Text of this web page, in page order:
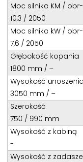
Tomasz
Teren całego
Specjalista d/s
Tel: 32 275 32
Kom:+48 605
E-mail:
Moc silnika KM /
10,3 / 2050
Moc silnika kW /
7,6 / 2050
Głębokość kopania
1800 mm / –
Wysokość
3050 mm / –
Szerokość
750 / 990 mm
Wysokość z kabiną
-
Wysokość z